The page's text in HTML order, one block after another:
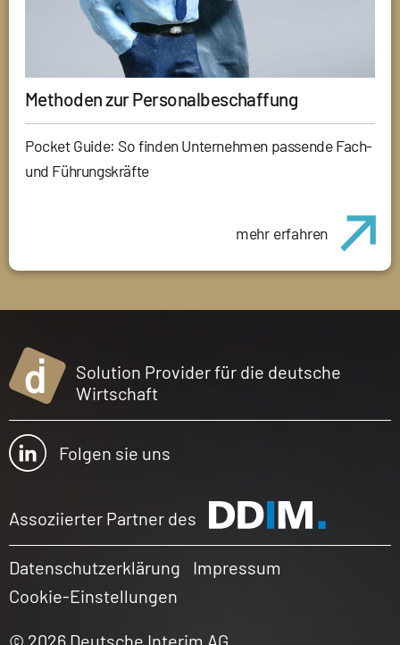
Methoden zur Personalbeschaffung
Pocket Guide: So finden Unternehmen passende Fach-
und Führungskräfte
mehr erfahren
Solution Provider für die deutsche
Wirtschaft
Folgen sie uns
Assoziierter Partner des
Datenschutzerklärung
Impressum
Cookie-Einstellungen
© 2026 Deutsche Interim AG